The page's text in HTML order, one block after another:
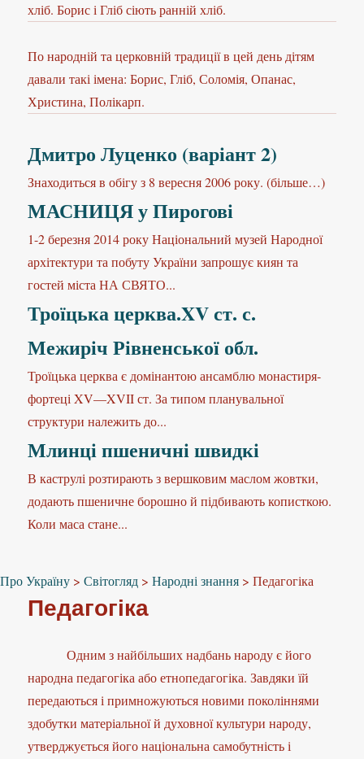
хліб. Борис і Гліб сіють ранній хліб.
По народній та церковній традиції в цей день дітям
давали такі імена: Борис, Гліб, Соломія, Опанас,
Христина, Полікарп.
Дмитро Луценко (варіант 2)
Знаходиться в обігу з 8 вересня 2006 року. (більше…)
МАСНИЦЯ у Пирогові
1-2 березня 2014 року Національний музей Народної
архітектури та побуту України запрошує киян та
гостей міста НА СВЯТО...
Троїцька церква.XV ст. с.
Межиріч Рівненської обл.
Троїцька церква є домінантою ансамблю монастиря-
фортеці XV—XVII ст. За типом планувальної
структури належить до...
Млинці пшеничні швидкі
В каструлі розтирають з вершковим маслом жовтки,
додають пшеничне борошно й підбивають кописткою.
Коли маса стане...
Про Україну > Світогляд > Народні знання > Педагогіка
Педагогіка
Одним з найбільших надбань народу є його
народна педагогіка або етнопедагогіка. Завдяки їй
передаються і примножуються новими поколіннями
здобутки матеріальної й духовної культури народу,
утверджується його національна самобутність і